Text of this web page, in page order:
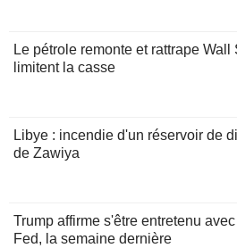
Le pétrole remonte et rattrape
limitent la casse
Libye : incendie d'un réservoir de
de Zawiya
Trump affirme s'être entretenu
Fed, la semaine dernière